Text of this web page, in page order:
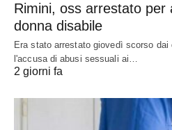
Rimini, oss arrestato per
donna disabile
Era stato arrestato giovedì scorso dai
l'accusa di abusi sessuali ai…
2 giorni fa